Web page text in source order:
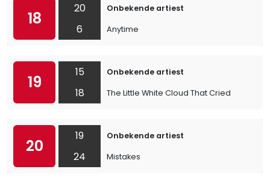
18
20
6
Onbekende artiest
Anytime
19
15
18
Onbekende artiest
The Little White Cloud That Cried
20
19
24
Onbekende artiest
Mistakes